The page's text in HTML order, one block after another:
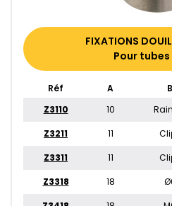
FIXATIONS
Pour
Réf A B
Z3110
10
Z3211
11
Z3311
11
Z3318
18